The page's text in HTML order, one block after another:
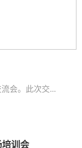
会。此次交...
训会